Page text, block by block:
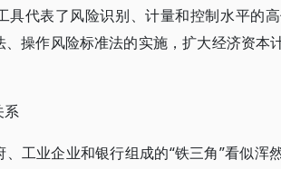
具代表了风险识别、计量和控制水平的
操作风险标准法的实施，扩大经济资本
系
工业企业和银行组成的“铁三角”看似浑